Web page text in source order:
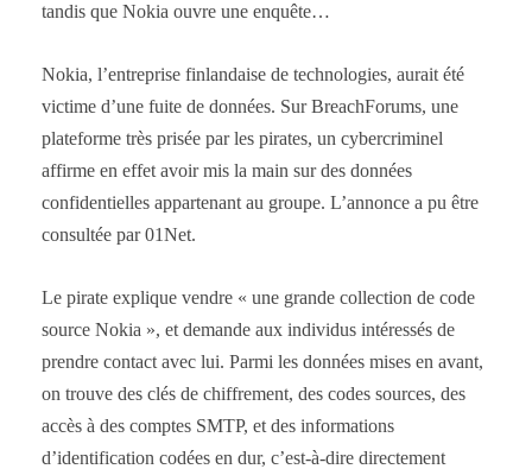
tandis que Nokia ouvre une enquête…
Nokia, l’entreprise finlandaise de technologies, aurait été
victime d’une fuite de données. Sur BreachForums, une
plateforme très prisée par les pirates, un cybercriminel
affirme en effet avoir mis la main sur des données
confidentielles appartenant au groupe. L’annonce a pu être
consultée par 01Net.
Le pirate explique vendre « une grande collection de code
source Nokia », et demande aux individus intéressés de
prendre contact avec lui. Parmi les données mises en avant,
on trouve des clés de chiffrement, des codes sources, des
accès à des comptes SMTP, et des informations
d’identification codées en dur, c’est-à-dire directement